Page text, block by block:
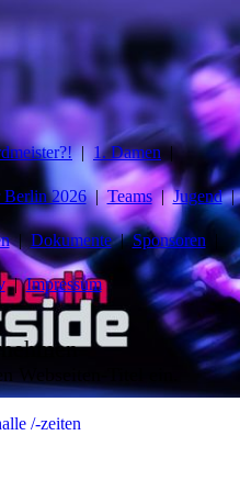
1. Damen
Berlin 2026 Teams Jugend
Dokumente Sponsoren
Impressum
Webseiten-Titel ein.
/-zeiten